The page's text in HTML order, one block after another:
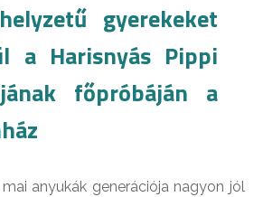
gyerekeket
a Harisnyás Pippi
főpróbáján a
anyukák generációja nagyon jól